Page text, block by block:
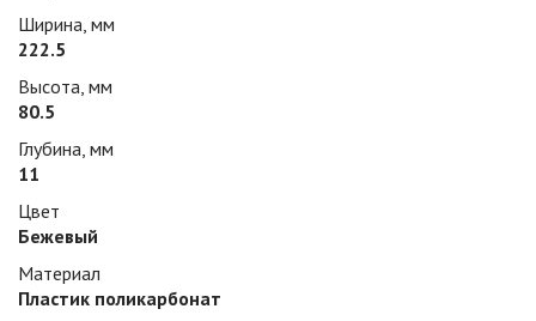
Ширина, мм
222.5
Высота, мм
80.5
Глубина, мм
11
Цвет
Бежевый
Материал
Плаcтик поликарбонат